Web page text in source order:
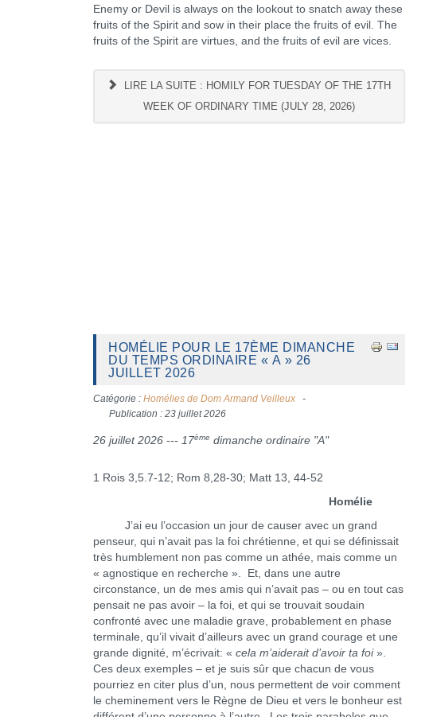
Enemy or Devil is always on the lookout to snatch away these
fruits of the Spirit and sow in their place the fruits of evil. The
fruits of the Spirit are virtues, and the fruits of evil are vices.
LIRE LA SUITE : HOMILY FOR TUESDAY OF THE 17TH
WEEK OF ORDINARY TIME (JULY 28, 2026)
HOMÉLIE POUR LE 17ÈME DIMANCHE
DU TEMPS ORDINAIRE « A » 26
JUILLET 2026
Catégorie : Homélies de Dom Armand Veilleux
Publication : 23 juillet 2026
26 juillet 2026 --- 17ème dimanche ordinaire "A"
1 Rois 3,5.7-12; Rom 8,28-30; Matt 13, 44-52
Homélie
J’ai eu l’occasion un jour de causer avec un grand
penseur, qui n’avait pas la foi chrétienne, et qui se définissait
très humblement non pas comme un athée, mais comme un
« agnostique en recherche ». Et, dans une autre
circonstance, un de mes amis qui n’avait pas – ou en tout cas
pensait ne pas avoir – la foi, et qui se trouvait soudain
confronté avec une maladie grave, probablement en phase
terminale, qu’il vivait d’ailleurs avec un grand courage et une
grande dignité, m’écrivait: « cela m’aiderait d’avoir ta foi ».
Ces deux exemples – et je suis sûr que chacun de vous
pourriez en citer plus d’un, nous permettent de voir comment
le cheminement vers le Règne de Dieu et vers le bonheur est